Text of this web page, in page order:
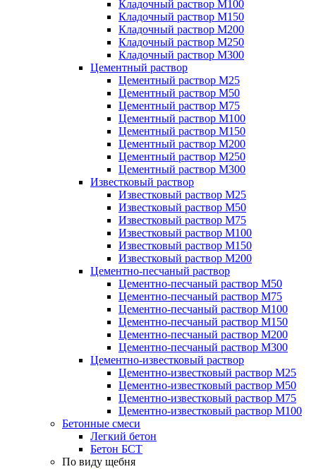
Кладочный раствор М100
Кладочный раствор М150
Кладочный раствор М200
Кладочный раствор М250
Кладочный раствор М300
Цементный раствор
Цементный раствор М25
Цементный раствор М50
Цементный раствор М75
Цементный раствор М100
Цементный раствор М150
Цементный раствор М200
Цементный раствор М250
Цементный раствор М300
Известковый раствор
Известковый раствор М25
Известковый раствор М50
Известковый раствор М75
Известковый раствор М100
Известковый раствор М150
Известковый раствор М200
Цементно-песчаный раствор
Цементно-песчаный раствор М50
Цементно-песчаный раствор М75
Цементно-песчаный раствор М100
Цементно-песчаный раствор М150
Цементно-песчаный раствор М200
Цементно-песчаный раствор М300
Цементно-известковый раствор
Цементно-известковый раствор М25
Цементно-известковый раствор М50
Цементно-известковый раствор М75
Цементно-известковый раствор М100
Бетонные смеси
Легкий бетон
Бетон БСТ
По виду щебня